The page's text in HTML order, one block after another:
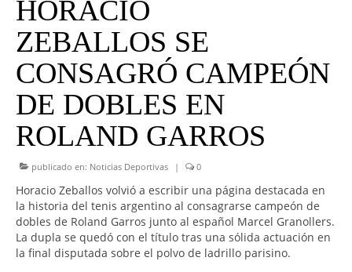
CAD FEDERAL
HORACIO
ZEBALLOS SE
CONSAGRÓ CAMPEÓN
DE DOBLES EN
ROLAND GARROS
publicado en: Noticias Deportivas | 0
Horacio Zeballos volvió a escribir una página destacada en
la historia del tenis argentino al consagrarse campeón de
dobles de Roland Garros junto al español Marcel Granollers.
La dupla se quedó con el título tras una sólida actuación en
la final disputada sobre el polvo de ladrillo parisino.